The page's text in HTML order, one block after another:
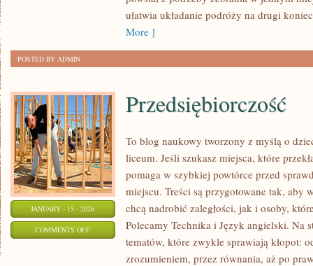
EKSPLORACJA
PODWODNA
ułatwia układanie podróży na drugi
More ]
POSTED BY ADMIN
JANUARY - 15 - 2026
COMMENTS OFFON
PRZEDSIĘBIORCZOŚĆ
Przedsiębiorczość
To blog naukowy tworzony z myślą o
liceum. Jeśli szukasz miejsca, które
pomaga w szybkiej powtórce przed
miejscu. Treści są przygotowane tak, aby
chcą nadrobić zaległości, jak i osoby,
Polecamy Technika i Język angielski. Na
tematów, które zwykle sprawiają kłopot:
zrozumieniem, przez równania, aż po